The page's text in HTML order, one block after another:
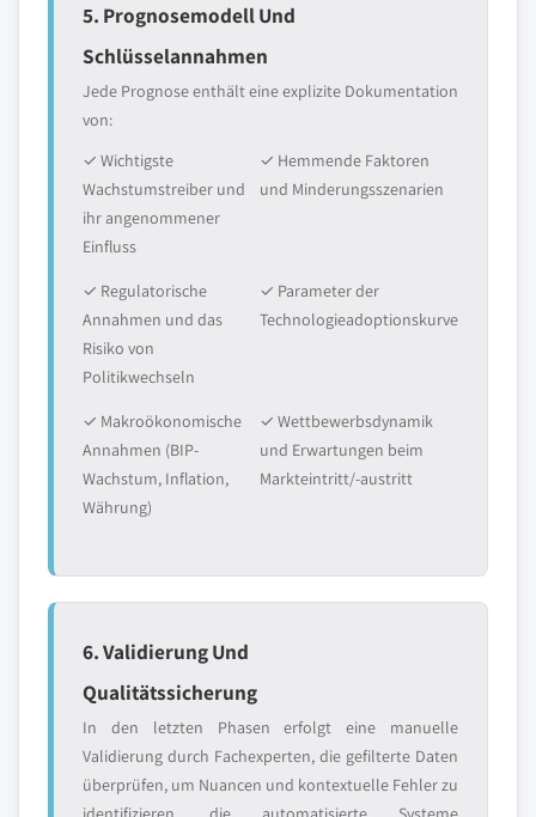
5. Prognosemodell Und
Schlüsselannahmen
Jede Prognose enthält eine explizite Dokumentation
von:
✓ Wichtigste
Wachstumstreiber und
ihr angenommener
Einfluss
✓ Hemmende Faktoren
und Minderungsszenarien
✓ Regulatorische
Annahmen und das
Risiko von
Politikwechseln
✓ Parameter der
Technologieadoptionskurve
✓ Makroökonomische
Annahmen (BIP-
Wachstum, Inflation,
Währung)
✓ Wettbewerbsdynamik
und Erwartungen beim
Markteintritt/-austritt
6. Validierung Und
Qualitätssicherung
In den letzten Phasen erfolgt eine manuelle
Validierung durch Fachexperten, die gefilterte Daten
überprüfen, um Nuancen und kontextuelle Fehler zu